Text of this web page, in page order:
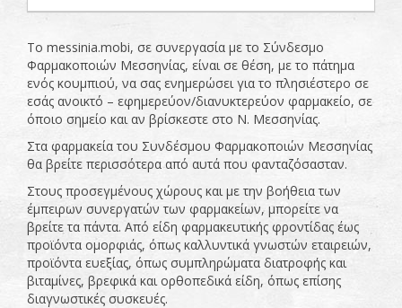
Το messinia.mobi, σε συνεργασία με το Σύνδεσμο
Φαρμακοποιών Μεσσηνίας, είναι σε θέση, με το πάτημα
ενός κουμπιού, να σας ενημερώσει για το πλησιέστερο σε
εσάς ανοικτό – εφημερεύον/διανυκτερεύον φαρμακείο, σε
όποιο σημείο και αν βρίσκεστε στο Ν. Μεσσηνίας.
Στα φαρμακεία του Συνδέσμου Φαρμακοποιών Μεσσηνίας
θα βρείτε περισσότερα από αυτά που φανταζόσασταν.
Στους προσεγμένους χώρους και με την βοήθεια των
έμπειρων συνεργατών των φαρμακείων, μπορείτε να
βρείτε τα πάντα. Από είδη φαρμακευτικής φροντίδας έως
προϊόντα ομορφιάς, όπως καλλυντικά γνωστών εταιρειών,
προϊόντα ευεξίας, όπως συμπληρώματα διατροφής και
βιταμίνες, βρεφικά και ορθοπεδικά είδη, όπως επίσης
διαγνωστικές συσκευές.